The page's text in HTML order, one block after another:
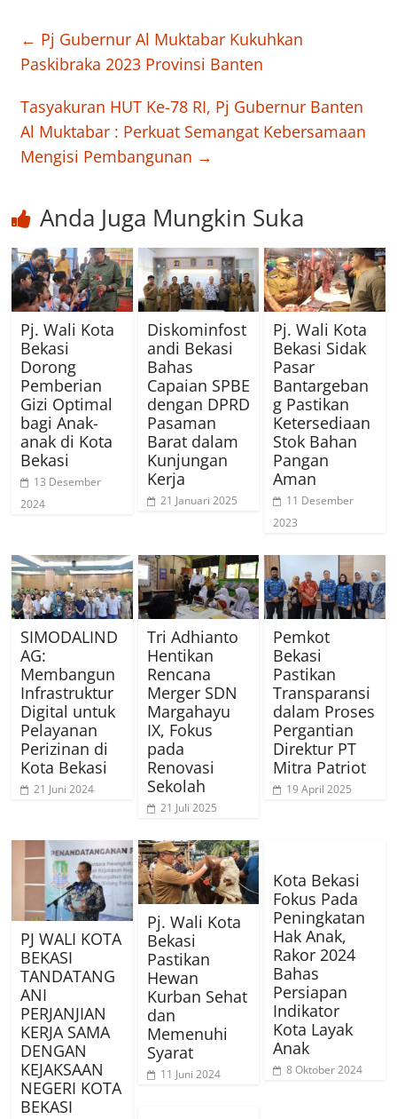
← Pj Gubernur Al Muktabar Kukuhkan
Paskibraka 2023 Provinsi Banten
Tasyakuran HUT Ke-78 RI, Pj Gubernur Banten
Al Muktabar : Perkuat Semangat Kebersamaan
Mengisi Pembangunan →
Anda Juga Mungkin Suka
Pj. Wali Kota
Bekasi
Dorong
Pemberian
Gizi Optimal
bagi Anak-
anak di Kota
Bekasi
13 Desember
2024
Diskominfost
andi Bekasi
Bahas
Capaian SPBE
dengan DPRD
Pasaman
Barat dalam
Kunjungan
Kerja
21 Januari 2025
Pj. Wali Kota
Bekasi Sidak
Pasar
Bantargeban
g Pastikan
Ketersediaan
Stok Bahan
Pangan
Aman
11 Desember
2023
SIMODALIND
AG:
Membangun
Infrastruktur
Digital untuk
Pelayanan
Perizinan di
Kota Bekasi
21 Juni 2024
Tri Adhianto
Hentikan
Rencana
Merger SDN
Margahayu
IX, Fokus
pada
Renovasi
Sekolah
21 Juli 2025
Pemkot
Bekasi
Pastikan
Transparansi
dalam Proses
Pergantian
Direktur PT
Mitra Patriot
19 April 2025
PJ WALI KOTA
BEKASI
TANDATANG
ANI
PERJANJIAN
KERJA SAMA
DENGAN
KEJAKSAAN
NEGERI KOTA
BEKASI
Pj. Wali Kota
Bekasi
Pastikan
Hewan
Kurban Sehat
dan
Memenuhi
Syarat
11 Juni 2024
Kota Bekasi
Fokus Pada
Peningkatan
Hak Anak,
Rakor 2024
Bahas
Persiapan
Indikator
Kota Layak
Anak
8 Oktober 2024